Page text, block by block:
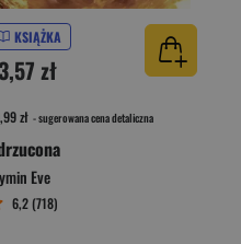
KSIĄŻKA
zł
zł - sugerowana cena detaliczna
Eve
6,2 (718)